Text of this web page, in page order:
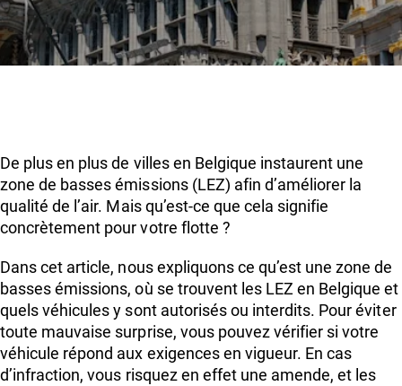
De plus en plus de villes en Belgique instaurent une
zone de basses émissions (LEZ) afin d’améliorer la
qualité de l’air. Mais qu’est-ce que cela signifie
concrètement pour votre flotte ?
Dans cet article, nous expliquons ce qu’est une zone de
basses émissions, où se trouvent les LEZ en Belgique et
quels véhicules y sont autorisés ou interdits. Pour éviter
toute mauvaise surprise, vous pouvez vérifier si votre
véhicule répond aux exigences en vigueur. En cas
d’infraction, vous risquez en effet une amende, et les